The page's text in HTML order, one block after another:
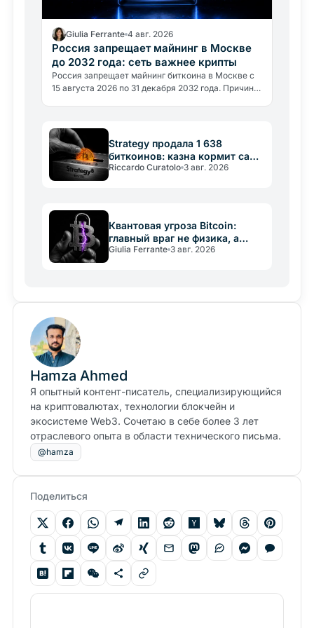
Giulia Ferrante 4 авг. 2026
Россия запрещает майнинг в Москве
до 2032 года: сеть важнее крипты
Россия запрещает майнинг биткоина в Москве с
15 августа 2026 по 31 декабря 2032 года. Причина
Strategy продала 1 638
биткоинов: казна кормит саму
себя
Riccardo Curatolo 3 авг. 2026
Квантовая угроза Bitcoin:
главный враг не физика, а
медлительность
Giulia Ferrante 3 авг. 2026
Hamza Ahmed
Я опытный контент-писатель, специализирующийся
на криптовалютах, технологии блокчейн и
экосистеме Web3. Сочетаю в себе более 3 лет
отраслевого опыта в области технического письма.
@hamza
Поделиться